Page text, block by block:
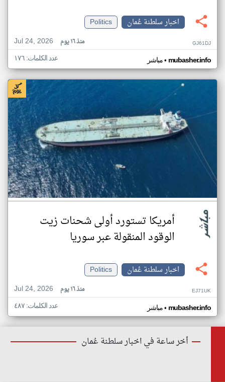
اخبار سلطنة عُمان
Politics
Jul 24, 2026
منذ ١٦ يوم GJ61DJ
مباشر• mubasher.info عدد الكلمات: ١٧٦
أمريكا تستورد أولى شحنات زيت
الوقود المنقولة عبر سوريا
اخبار سلطنة عُمان
Politics
Jul 24, 2026
منذ ١٦ يوم EJ71UK
مباشر• mubasher.info عدد الكلمات: ٤٨٧
أخر ساعة في اخبار سلطنة عُمان